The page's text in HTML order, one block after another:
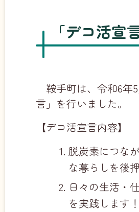
「デコ活宣
鞍手町は、令和6年
言」を行いました。
【デコ活宣言内容】
脱炭素につな
な暮らしを後
日々の生活・
を実践します！